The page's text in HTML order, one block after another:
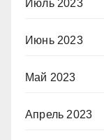
Июль 2023
Июнь 2023
Май 2023
Апрель 2023